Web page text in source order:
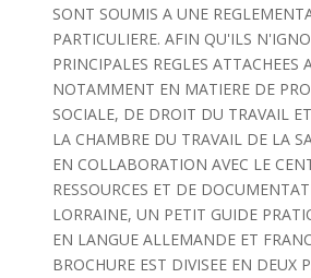
SONT SOUMIS A UNE
PARTICULIERE. AFIN QU'ILS
PRINCIPALES REGLES ATTACHEES
NOTAMMENT EN MATIERE DE
SOCIALE, DE DROIT DU TRAVAIL
LA CHAMBRE DU TRAVAIL DE LA
EN COLLABORATION AVEC LE
RESSOURCES ET DE
LORRAINE, UN PETIT GUIDE
EN LANGUE ALLEMANDE ET
BROCHURE EST DIVISEE EN DEUX